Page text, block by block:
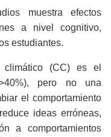
muestra efectos
a nivel cognitivo,
estudiantes.
climático (CC) es el
pero no una
el comportamiento
ideas erróneas,
a comportamientos